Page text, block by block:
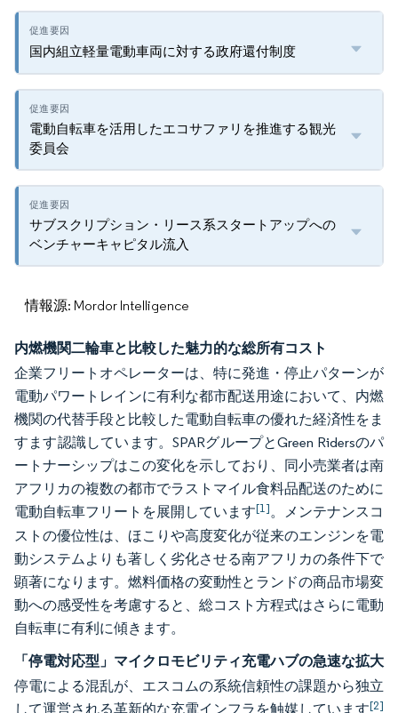
国内組立軽量電動車両に対する政府還付制度
電動自転車を活用したエコサファリを推進する観光
委員会
サブスクリプション・リース系スタートアップへの
ベンチャーキャピタル流入
情報源: Mordor Intelligence
内燃機関二輪車と比較した魅力的な総所有コスト
企業フリートオペレーターは、特に発進・停止パターンが
電動パワートレインに有利な都市配送用途において、内燃
機関の代替手段と比較した電動自転車の優れた経済性をま
すます認識しています。SPARグループとGreen Ridersのパ
ートナーシップはこの変化を示しており、同小売業者は南
アフリカの複数の都市でラストマイル食料品配送のために
電動自転車フリートを展開しています[1]。メンテナンスコ
ストの優位性は、ほこりや高度変化が従来のエンジンを電
動システムよりも著しく劣化させる南アフリカの条件下で
顕著になります。燃料価格の変動性とランドの商品市場変
動への感受性を考慮すると、総コスト方程式はさらに電動
自転車に有利に傾きます。
「停電対応型」マイクロモビリティ充電ハブの急速な拡大
停電による混乱が、エスコムの系統信頼性の課題から独立
して運営される革新的な充電インフラを触媒しています[2]